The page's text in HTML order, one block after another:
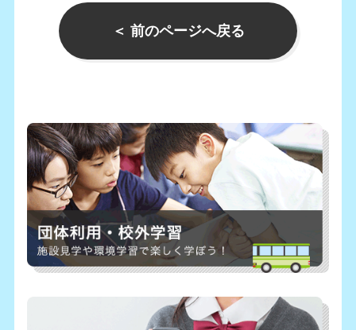
＜ 前のページへ戻る